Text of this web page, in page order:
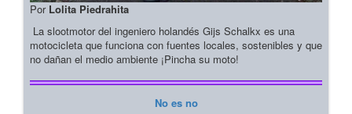
Por Lolita Piedrahita
La slootmotor del ingeniero holandés Gijs Schalkx es una
motocicleta que funciona con fuentes locales, sostenibles y que
no dañan el medio ambiente ¡Pincha su moto!
No es no